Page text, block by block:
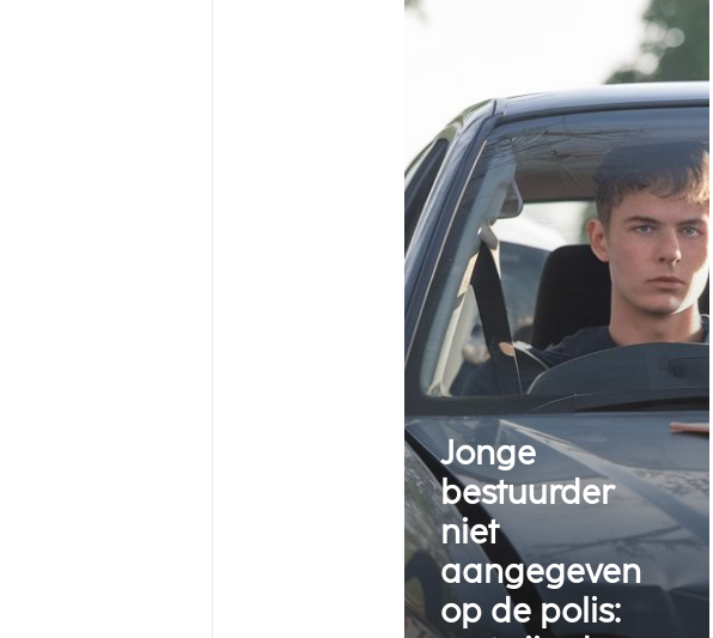
Jonge
bestuurder
niet
aangegeven
op de polis: